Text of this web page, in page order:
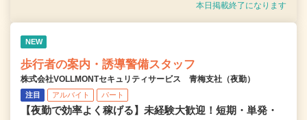
本日掲載終了になります
NEW
歩行者の案内・誘導警備スタッフ
株式会社VOLLMONTセキュリティサービス 青梅支社（夜勤）
注目 アルバイト パート
【夜勤で効率よく稼げる】未経験大歓迎！短期・単発・